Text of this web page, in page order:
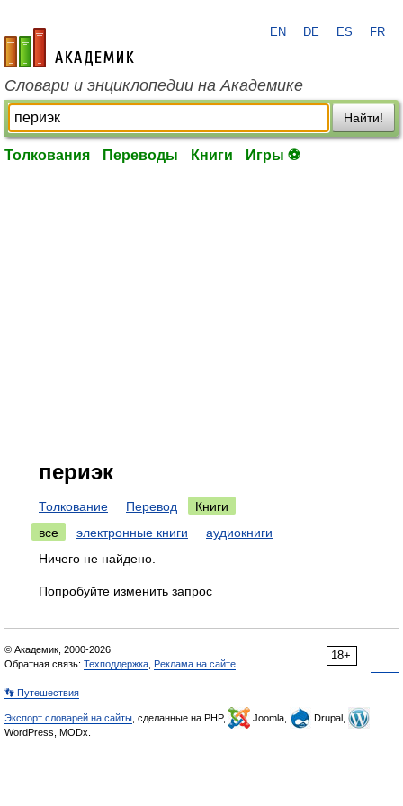
academic.ru
EN DE ES FR
Словари и энциклопедии на Академике
Найти!
Толкования Переводы Книги Игры ⚽
периэк
Толкование Перевод
Книги
все
электронные книги
аудиокниги
Ничего не найдено.
Попробуйте изменить запрос
18+
© Академик, 2000-2026
Обратная связь: Техподдержка Реклама на сайте
👣 Путешествия
Экспорт словарей на сайты , сделанные на PHP, Joomla,
Drupal,
WordPress, MODx.